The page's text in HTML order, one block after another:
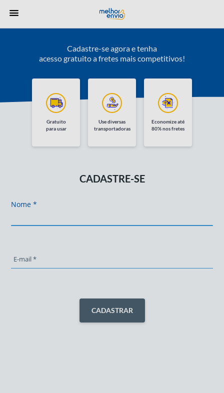
Cadastre-se agora e tenha
acesso gratuito a fretes mais competitivos!
Gratuito
para usar
Use diversas
transportadoras
Economize até
80% nos fretes
CADASTRE-SE
Nome
Nome *
E-mail *
CADASTRAR